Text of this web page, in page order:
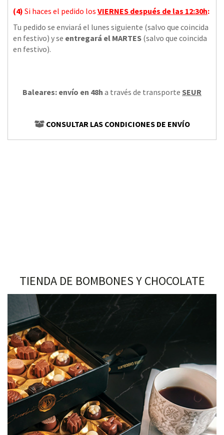
(4) Si haces el pedido los VIERNES después de las 12:30h:
Tu pedido se enviará el lunes siguiente (salvo que coincida
en festivo) y se entregará el MARTES (salvo que coincida
en festivo).
Baleares: envío en 48h a través de transporte SEUR
CONSULTAR LAS CONDICIONES DE ENVÍO
TIENDA DE BOMBONES Y CHOCOLATE